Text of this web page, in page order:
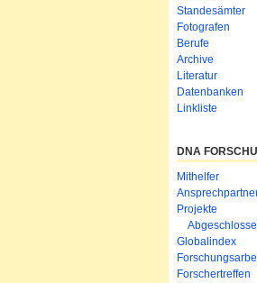
Standesämter
Fotografen
Berufe
Archive
Literatur
Datenbanken
Linkliste
DNA
Navigation
überspringen
Mithelfer
Projekte
Globalindex
Forschertreffen